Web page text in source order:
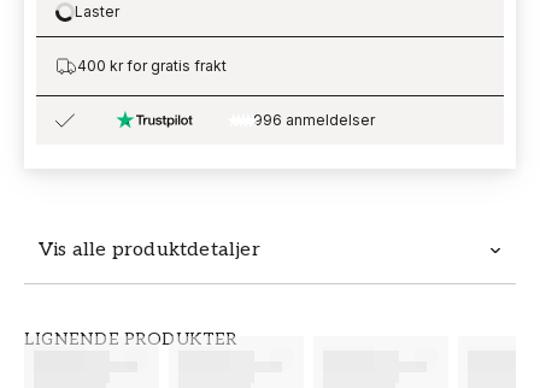
Vis alle produktdetaljer
LIGNENDE PRODUKTER
Loading…
Laster
400 kr for gratis frakt
996 anmeldelser